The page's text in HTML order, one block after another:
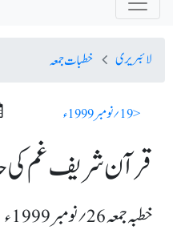
لائبریری خطبات جمعہ
< 19؍ نومبر 1999ء
قرآن شریف غم کی
خطبہ جمعہ 26؍ نومبر 1999ء